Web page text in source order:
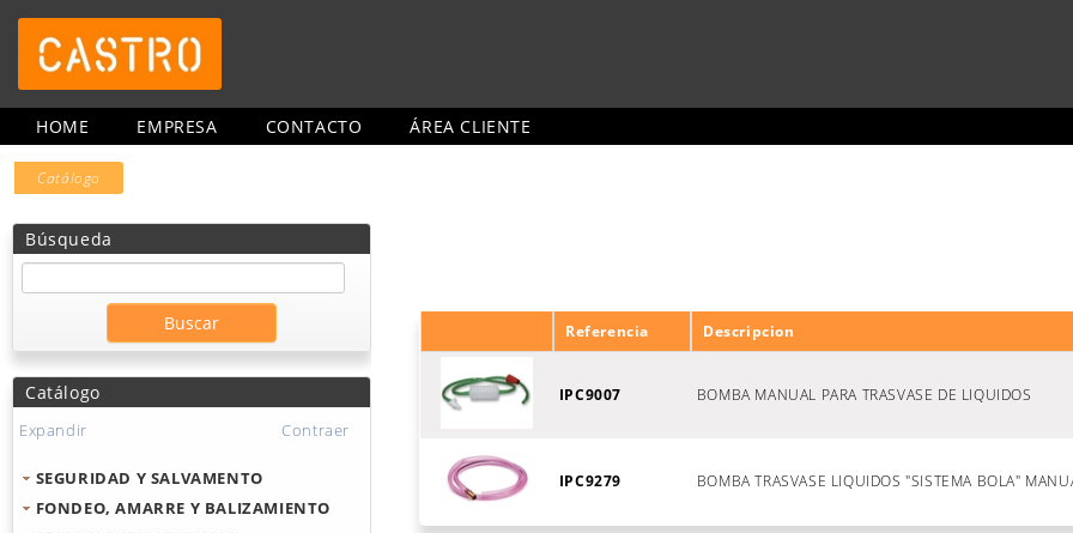
HOME EMPRESA CONTACTO ÁREA CLIENTE
Catálogo
Búsqueda
Catálogo
Expandir Contraer
SEGURIDAD Y SALVAMENTO
FONDEO, AMARRE Y BALIZAMIENTO
Referencia Descripcion
IPC9007 BOMBA MANUAL PARA TRASVASE DE LIQUIDOS
IPC9279 BOMBA TRASVASE LIQUIDOS "SISTEMA BOLA"